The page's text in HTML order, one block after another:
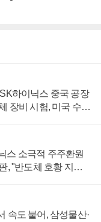
하이닉스 중국 공장
장비 시험, 미국 수출
스 소극적 주주환원
, "반도체 호황 지속
속도 붙어, 삼성물산·